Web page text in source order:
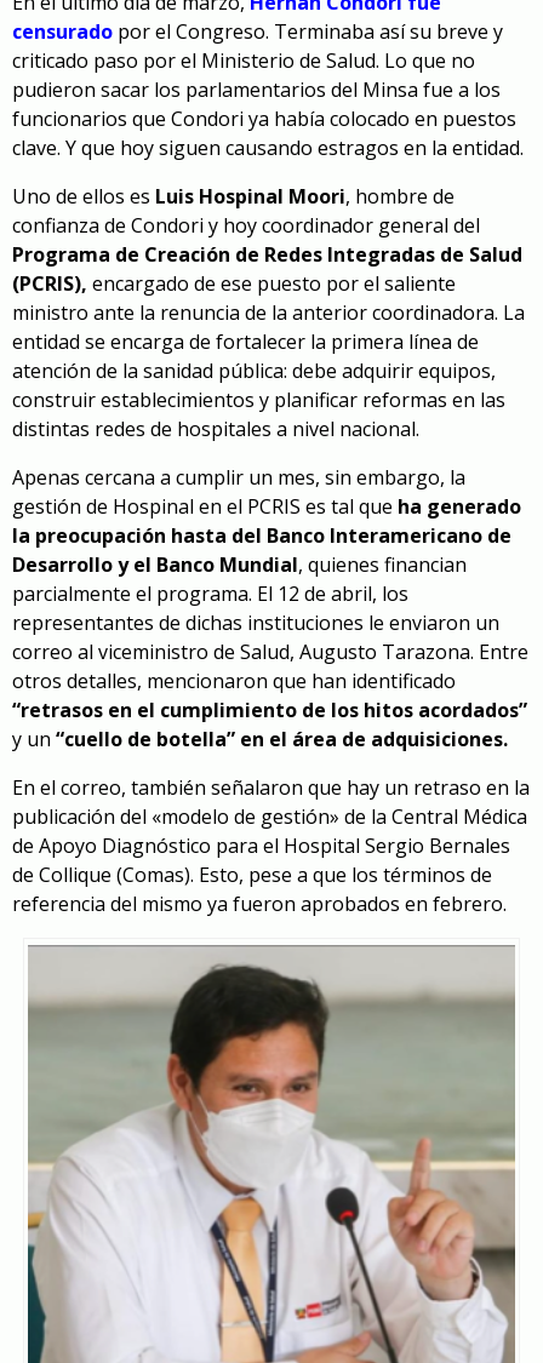
censurado por el Congreso. Terminaba así su breve y
criticado paso por el Ministerio de Salud. Lo que no
pudieron sacar los parlamentarios del Minsa fue a los
funcionarios que Condori ya había colocado en puestos
clave. Y que hoy siguen causando estragos en la entidad.
Uno de ellos es Luis Hospinal Moori, hombre de
confianza de Condori y hoy coordinador general del
Programa de Creación de Redes Integradas de Salud
(PCRIS), encargado de ese puesto por el saliente
ministro ante la renuncia de la anterior coordinadora. La
entidad se encarga de fortalecer la primera línea de
atención de la sanidad pública: debe adquirir equipos,
construir establecimientos y planificar reformas en las
distintas redes de hospitales a nivel nacional.
Apenas cercana a cumplir un mes, sin embargo, la
gestión de Hospinal en el PCRIS es tal que ha generado
la preocupación hasta del Banco Interamericano de
Desarrollo y el Banco Mundial, quienes financian
parcialmente el programa. El 12 de abril, los
representantes de dichas instituciones le enviaron un
correo al viceministro de Salud, Augusto Tarazona. Entre
otros detalles, mencionaron que han identificado
“retrasos en el cumplimiento de los hitos acordados”
y un “cuello de botella” en el área de adquisiciones.
En el correo, también señalaron que hay un retraso en la
publicación del «modelo de gestión» de la Central Médica
de Apoyo Diagnóstico para el Hospital Sergio Bernales
de Collique (Comas). Esto, pese a que los términos de
referencia del mismo ya fueron aprobados en febrero.